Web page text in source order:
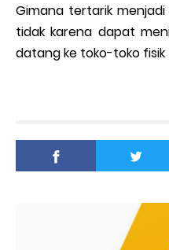
Gimana tertarik menjadi
tidak karena dapat
datang ke toko-toko